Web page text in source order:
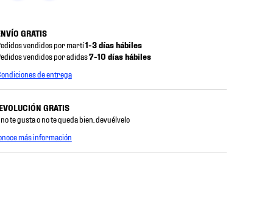
GRATIS
vendidos por martí1-3 días hábiles
vendidos por adidas7-10 días hábiles
de entrega
GRATIS
te gusta o no te queda bien, devuélvelo
más información